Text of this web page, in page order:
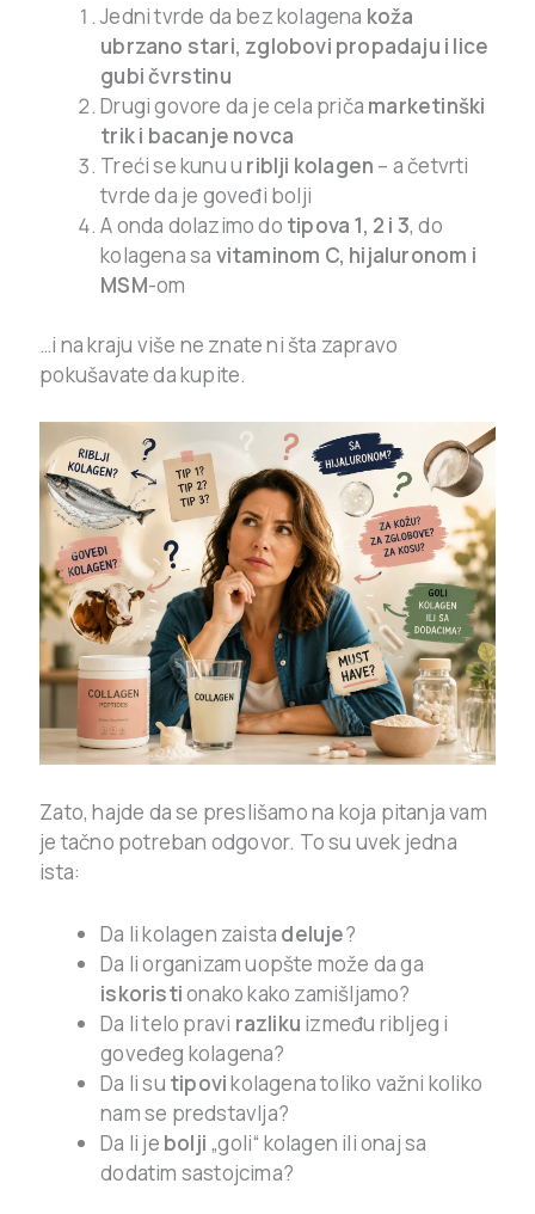
Jedni tvrde da bez kolagena koža
ubrzano stari, zglobovi propadaju i lice
gubi čvrstinu
Drugi govore da je cela priča marketinški
trik i bacanje novca
Treći se kunu u riblji kolagen – a četvrti
tvrde da je goveđi bolji
A onda dolazimo do tipova 1, 2 i 3, do
kolagena sa vitaminom C, hijaluronom i
MSM-om
…i na kraju više ne znate ni šta zapravo
pokušavate da kupite.
Zato, hajde da se preslišamo na koja pitanja vam
je tačno potreban odgovor. To su uvek jedna
ista:
Da li kolagen zaista deluje?
Da li organizam uopšte može da ga
iskoristionako kako zamišljamo?
Da li telo pravi razliku između ribljeg i
goveđeg kolagena?
Da li su tipovikolagena toliko važni koliko
nam se predstavlja?
Da li je bolji „goli“ kolagen ili onaj sa
dodatim sastojcima?